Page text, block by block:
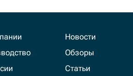
Новости
Обзоры
Статьи